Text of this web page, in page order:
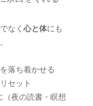
なく心と体にも
落ち着かせる
セット
（夜の読書・瞑想